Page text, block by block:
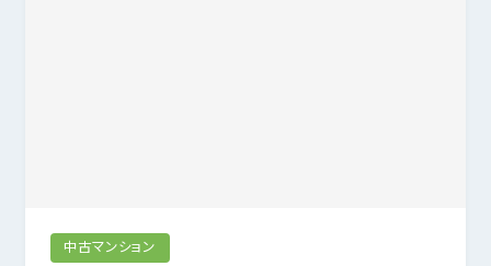
中古マンション